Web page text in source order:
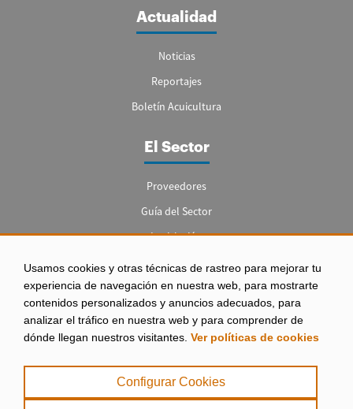
Usamos cookies y otras técnicas de rastreo para mejorar tu
experiencia de navegación en nuestra web, para mostrarte
contenidos personalizados y anuncios adecuados, para
analizar el tráfico en nuestra web y para comprender de
dónde llegan nuestros visitantes. Ver políticas de cookies
Configurar Cookies
Actualidad
Noticias
Reportajes
Boletín Acuicultura
El Sector
Proveedores
Guía del Sector
Legislación
Empleo
Aviso legal
|
Política de Privacidad